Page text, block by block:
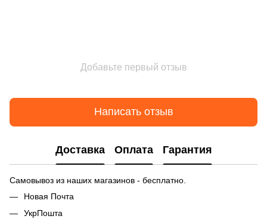
Добавьте первый отзыв
Написать отзыв
Доставка Оплата Гарантия
Самовывоз из наших магазинов - бесплатно.
Новая Почта
УкрПошта